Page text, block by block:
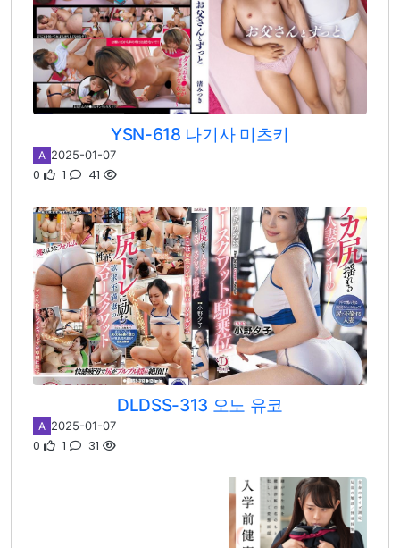
YSN-618 나기사 미츠키
A 2025-01-07
0 1 41
DLDSS-313 오노 유코
A 2025-01-07
0 1 31